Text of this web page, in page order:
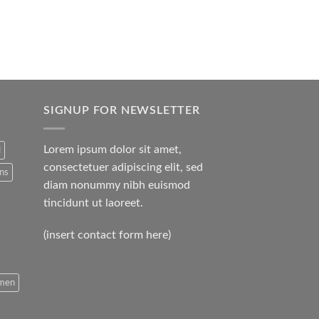
SIGNUP FOR NEWSLETTER
Lorem ipsum dolor sit amet,
consectetuer adipiscing elit, sed
diam nonummy nibh euismod
tincidunt ut laoreet.
(insert contact form here)